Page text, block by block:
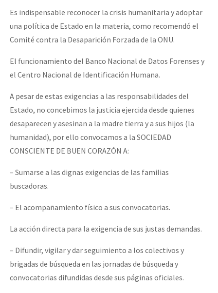
Es indispensable reconocer la crisis humanitaria y adoptar
una política de Estado en la materia, como recomendó el
Comité contra la Desaparición Forzada de la ONU.
El funcionamiento del Banco Nacional de Datos Forenses y
el Centro Nacional de Identificación Humana.
A pesar de estas exigencias a las responsabilidades del
Estado, no concebimos la justicia ejercida desde quienes
desaparecen y asesinan a la madre tierra y a sus hijos (la
humanidad), por ello convocamos a la SOCIEDAD
CONSCIENTE DE BUEN CORAZÓN A:
– Sumarse a las dignas exigencias de las familias
buscadoras.
– El acompañamiento físico a sus convocatorias.
La acción directa para la exigencia de sus justas demandas.
– Difundir, vigilar y dar seguimiento a los colectivos y
brigadas de búsqueda en las jornadas de búsqueda y
convocatorias difundidas desde sus páginas oficiales.